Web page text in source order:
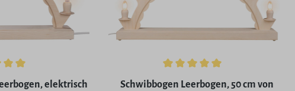
von 5 von 5 Sternen
elektrisch
Durchschnittliche Bewertung von 5 von
Schwibbogen Leerbogen, 50 cm von